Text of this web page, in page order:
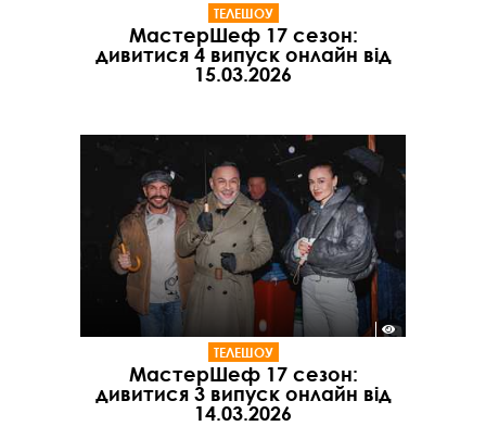
ТЕЛЕШОУ
МастерШеф 17 сезон:
дивитися 4 випуск онлайн від
15.03.2026
ТЕЛЕШОУ
МастерШеф 17 сезон:
дивитися 3 випуск онлайн від
14.03.2026